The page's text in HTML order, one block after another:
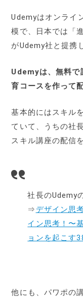
Udemyはオンライ
模で、日本では「
がUdemy社と提携
Udemyは、無料で
育コースを作って
基本的にはスキル
ていて、うちの社
スキル講座の配信
社長のUdemy
⇒ デザイン思
イン思考！〜
ョンを起こす
他にも、パワポの